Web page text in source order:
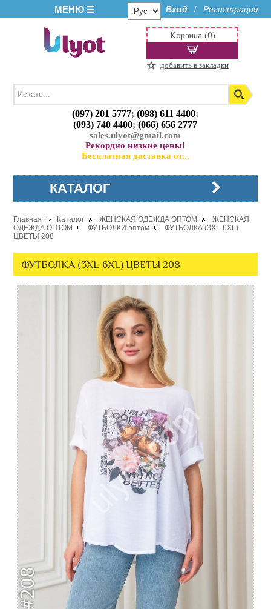
МЕНЮ Вход / Регистрация
(097) 201 5777;(098) 611 4400;
(093) 740 4400;(066) 656 2777
sales.ulyot@gmail.com
Рекордно низкие цены!
Бесплатная доставка от...
Корзина (0)
добавить в закладки
КАТАЛОГ
Главная Каталог ЖЕНСКАЯ ОДЕЖДА ОПТОМ
ЖЕНСКАЯ
ОДЕЖДА ОПТОМ
ФУТБОЛКИ оптом
ФУТБОЛКА (3XL-6XL)
ЦВЕТЫ 208
ФУТБОЛКА (3XL-6XL) ЦВЕТЫ 208